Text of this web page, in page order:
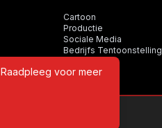
Cartoon
Productie
Sociale Media
Bedrijfs Tentoonstelling
voor meer